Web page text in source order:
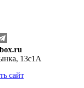
13с1А
сайт